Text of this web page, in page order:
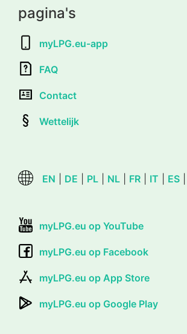
pagina's
myLPG.eu-app
FAQ
Contact
Wettelijk
EN DE PL NL FR IT ES
myLPG.eu op YouTube
myLPG.eu op Facebook
myLPG.eu op App Store
myLPG.eu op Google Play